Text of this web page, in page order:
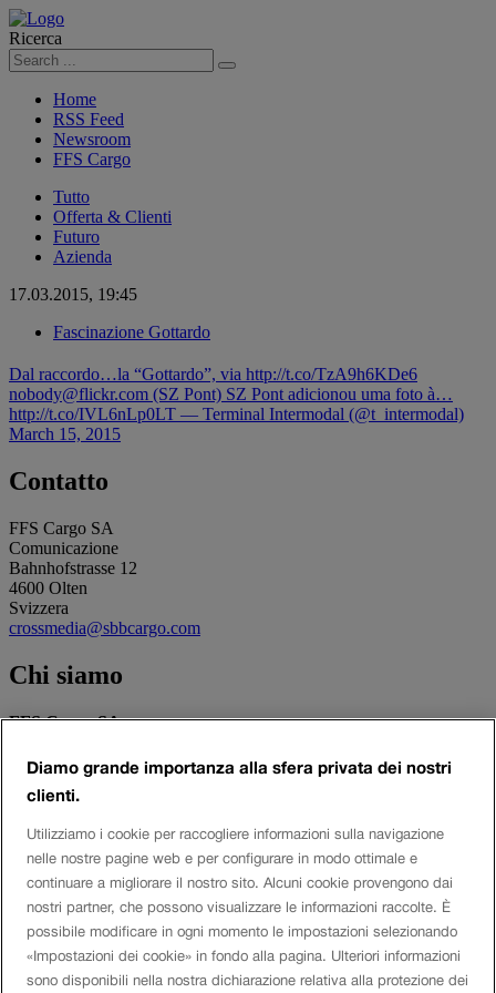
Ricerca
Cerca
Home
RSS Feed
Newsroom
FFS Cargo
Tutto
Offerta & Clienti
Futuro
Azienda
17.03.2015, 19:45
Fascinazione Gottardo
Dal raccordo…la “Gottardo”, via http://t.co/TzA9h6KDe6
nobody@flickr.com (SZ Pont) SZ Pont adicionou uma foto à…
http://t.co/IVL6nLp0LT — Terminal Intermodal (@t_intermodal)
March 15, 2015
Contatto
FFS Cargo SA
Comunicazione
Bahnhofstrasse 12
4600 Olten
Svizzera
crossmedia@sbbcargo.com
Chi siamo
FFS Cargo SA
trasportiamo 175 000 tonnellate al giorno per i nostri clienti e
riduciamo così l’onere sulle strade di 16 000 viaggi di camion al
giorno e sull’ambiente di 432 000 tonnellate di CO2 all’anno.
Social Media
Twitter
Facebook
Youtube
Instagram
LinkedIn
Diamo grande importanza alla sfera privata dei nostri
clienti.
Utilizziamo i cookie per raccogliere informazioni sulla navigazione
nelle nostre pagine web e per configurare in modo ottimale e
continuare a migliorare il nostro sito. Alcuni cookie provengono dai
nostri partner, che possono visualizzare le informazioni raccolte. È
possibile modificare in ogni momento le impostazioni selezionando
«Impostazioni dei cookie» in fondo alla pagina. Ulteriori informazioni
sono disponibili nella nostra dichiarazione relativa alla protezione dei